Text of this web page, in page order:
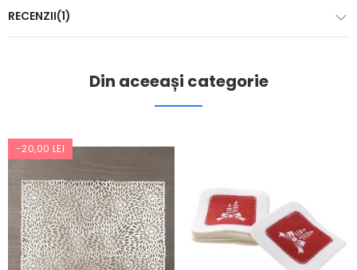
RECENZII(1)
Din aceeași categorie
-20,00 LEI